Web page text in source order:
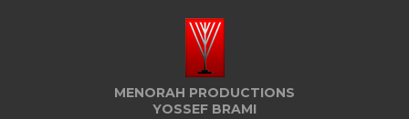
MENORAH PRODUCTIONS
YOSSEF BRAMI